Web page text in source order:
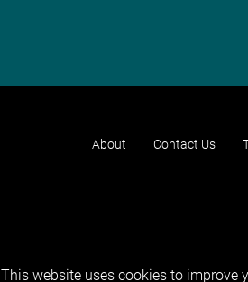
About Contact Us
This website uses cookies to improve